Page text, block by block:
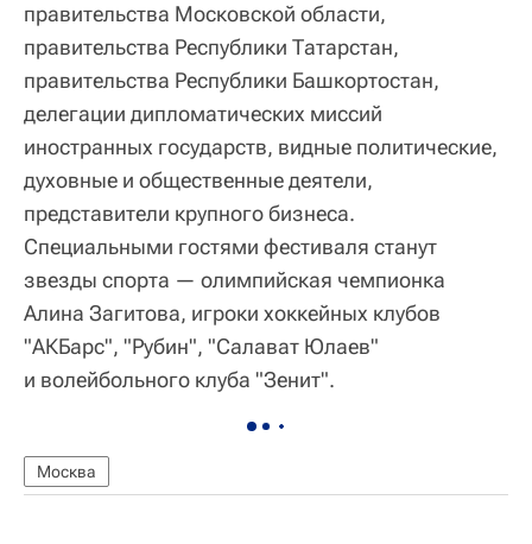
правительства Московской области,
правительства Республики Татарстан,
правительства Республики Башкортостан,
делегации дипломатических миссий
иностранных государств, видные политические,
духовные и общественные деятели,
представители крупного бизнеса.
Специальными гостями фестиваля станут
звезды спорта — олимпийская чемпионка
Алина Загитова, игроки хоккейных клубов
"АКБарс", "Рубин", "Салават Юлаев"
и волейбольного клуба "Зенит".
Москва